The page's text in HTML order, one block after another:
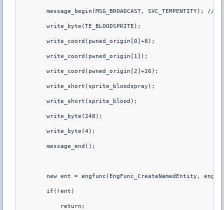
message_begin(MSG_BROADCAST, SVC_TEMPENTITY); //
        write_byte(TE_BLOODSPRITE);
        write_coord(pwned_origin[0]+8);
        write_coord(pwned_origin[1]);
        write_coord(pwned_origin[2]+26);
        write_short(sprite_bloodspray);
        write_short(sprite_blood);
        write_byte(248);
        write_byte(4);
        message_end();
new ent = engfunc(EngFunc_CreateNamedEntity,
        if(!ent)
            return;